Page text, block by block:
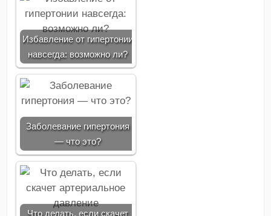
Избавление от гипертонии
навсегда: возможно ли?
Заболевание гипертония
— что это?
Что делать, если скачет